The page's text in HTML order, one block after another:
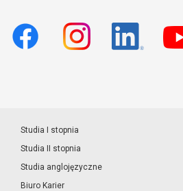
Studia I stopnia
Studia II stopnia
Studia anglojęzyczne
Biuro Karier